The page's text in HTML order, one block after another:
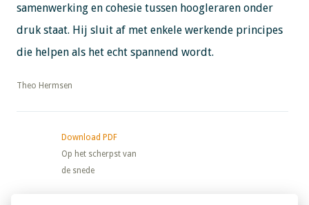
samenwerking en cohesie tussen hoogleraren onder
druk staat. Hij sluit af met enkele werkende principes
die helpen als het echt spannend wordt.
​​​​​​​Theo Hermsen
Download PDF
Op het scherpst van
de snede